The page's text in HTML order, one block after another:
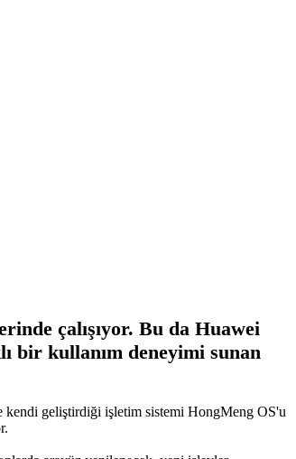
çalışıyor. Bu da Huawei
bir kullanım deneyimi sunan
kendi geliştirdiği işletim sistemi HongMeng OS'u